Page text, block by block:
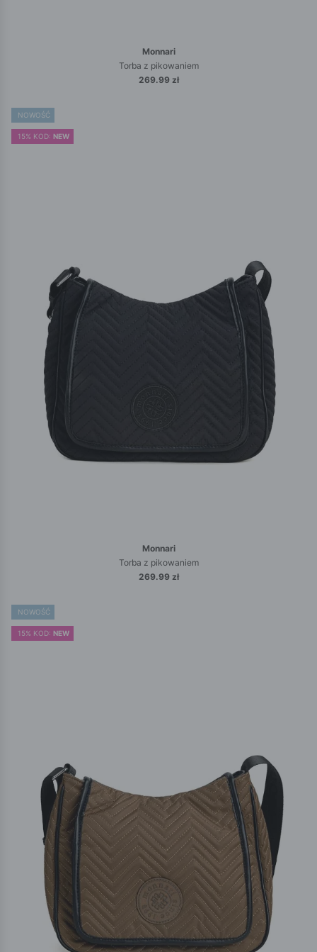
Monnari
Torba z pikowaniem
269.99 zł
NOWOŚĆ
15% KOD: NEW
Monnari
Torba z pikowaniem
269.99 zł
NOWOŚĆ
15% KOD: NEW